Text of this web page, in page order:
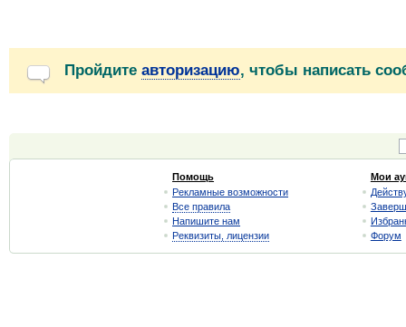
Пройдите авторизацию, чтобы написать
Помощь
Рекламные возможности
Все правила
Напишите нам
Реквизиты, лицензии
Мои
Форум